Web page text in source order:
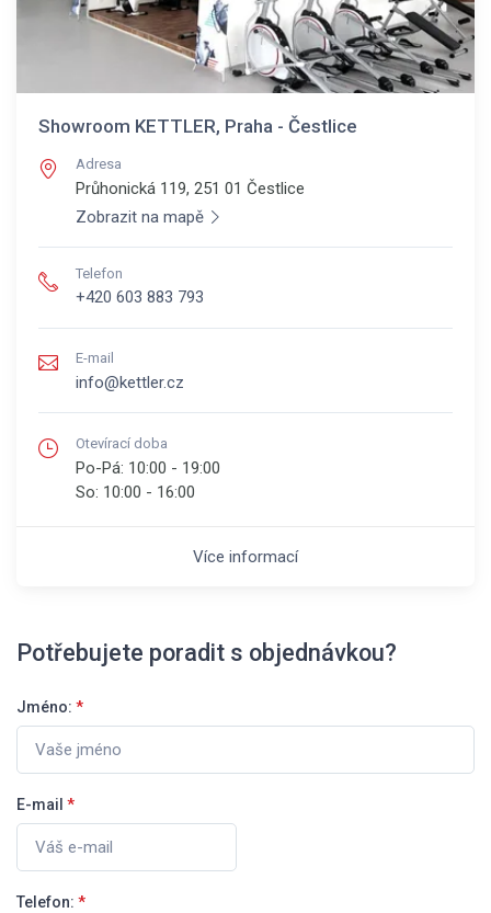
Showroom KETTLER, Praha - Čestlice
Adresa
Průhonická 119, 251 01 Čestlice
Zobrazit na mapě
Telefon
+420 603 883 793
E-mail
info@kettler.cz
Otevírací doba
Po-Pá: 10:00 - 19:00
So: 10:00 - 16:00
Více informací
Potřebujete poradit s objednávkou?
Jméno: *
E-mail *
Telefon: *